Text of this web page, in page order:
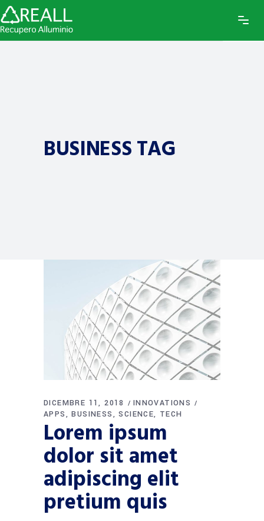
BUSINESS TAG
DICEMBRE 11, 2018
INNOVATIONS
APPS
BUSINESS SCIENCE TECH
Lorem ipsum
dolor sit amet
adipiscing elit
pretium quis